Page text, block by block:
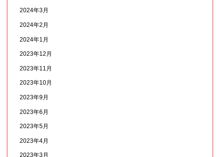
2024年3月
2024年2月
2024年1月
2023年12月
2023年11月
2023年10月
2023年9月
2023年6月
2023年5月
2023年4月
2023年3月